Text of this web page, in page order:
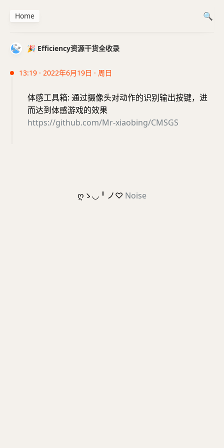
🎉 Efficiency资源干货全收录
13:19 · 2022年6月19日 · 周日
体感工具箱: 通过摄像头对动作的识别输出按键，进
而达到体感游戏的效果
https://github.com/Mr-xiaobing/CMSGS
Home
ღゝ◡╹ノ♡ Noise